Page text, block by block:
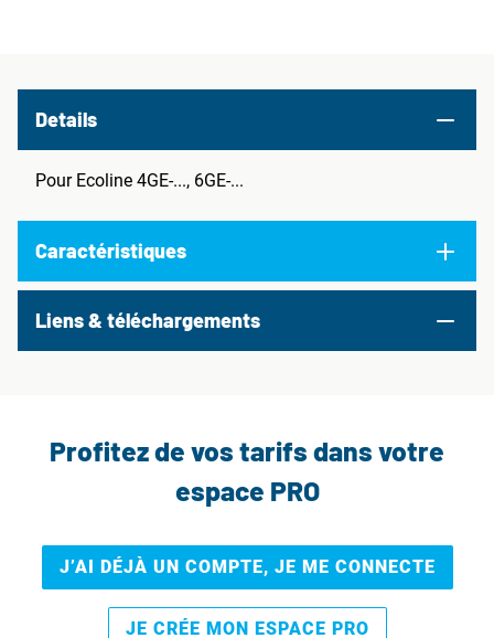
Details
Pour Ecoline 4GE-..., 6GE-...
Caractéristiques
Liens & téléchargements
Profitez de vos tarifs dans votre
espace PRO
J’AI DÉJÀ UN COMPTE, JE ME CONNECTE
JE CRÉE MON ESPACE PRO